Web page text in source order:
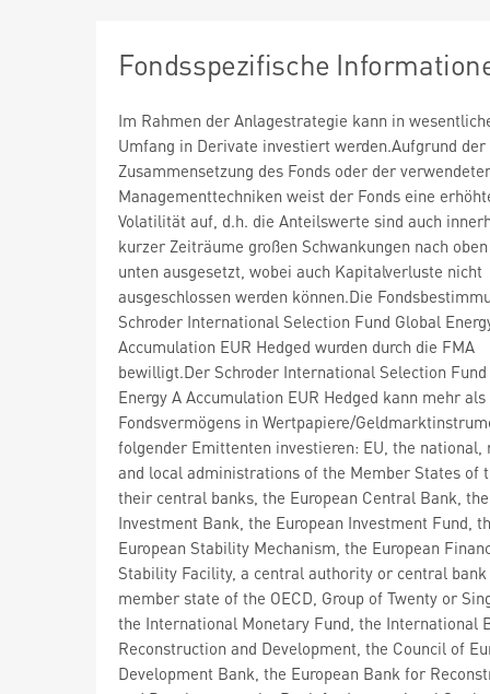
Fondsspezifische
Im Rahmen der Anlagestrategie kann in
Umfang in Derivate investiert werden.Aufgrund der
Zusammensetzung des Fonds oder der
Managementtechniken weist der Fonds eine
Volatilität auf, d.h. die Anteilswerte sind auch
kurzer Zeiträume großen Schwankungen nach
unten ausgesetzt, wobei auch Kapitalverluste nicht
ausgeschlossen werden können.Die
Schroder International Selection Fund Global
Accumulation EUR Hedged wurden durch die FMA
bewilligt.Der Schroder International Selection
Energy A Accumulation EUR Hedged kann mehr
Fondsvermögens in Wertpapiere/
folgender Emittenten investieren: EU, the national,
and local administrations of the Member States of
their central banks, the European Central Bank,
Investment Bank, the European Investment Fund,
European Stability Mechanism, the European
Stability Facility, a central authority or central
member state of the OECD, Group of Twenty or
the International Monetary Fund, the International
Reconstruction and Development, the Council of
Development Bank, the European Bank for